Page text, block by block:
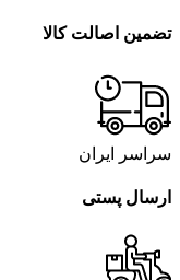
تضمین اصالت کالا
سراسر ایران
ارسال پستی